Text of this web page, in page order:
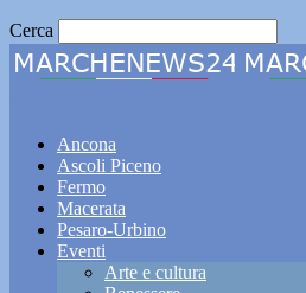
Cerca
Ancona
Ascoli Piceno
Fermo
Macerata
Pesaro-Urbino
Eventi
Arte e cultura